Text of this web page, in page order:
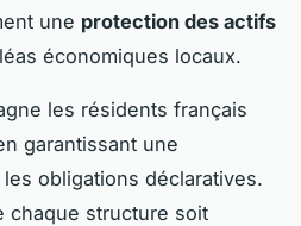
une protection des actifs
économiques locaux.
les résidents français
garantissant une
obligations déclaratives.
chaque structure soit